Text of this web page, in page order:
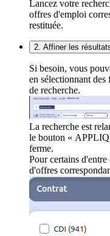
Lancez votre
offres d'emploi
restituée.
2. Affiner les
Si besoin, vous
en sélectionnant des
de recherche.
La recherche est
le bouton «
ferme.
Pour certains
d'offres